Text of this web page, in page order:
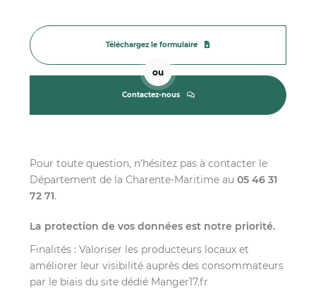
Téléchargez le formulaire
ou
Contactez-nous
Pour toute question, n’hésitez pas à contacter le
Département de la Charente-Maritime au05 46 31
72 71.
La protection de vos données est notre priorité.
Finalités : Valoriser les producteurs locaux et
améliorer leur visibilité auprès des consommateurs
par le biais du site dédié Manger17.fr